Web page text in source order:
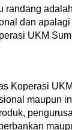
randang
dan
UKM
Koperasi
maupun